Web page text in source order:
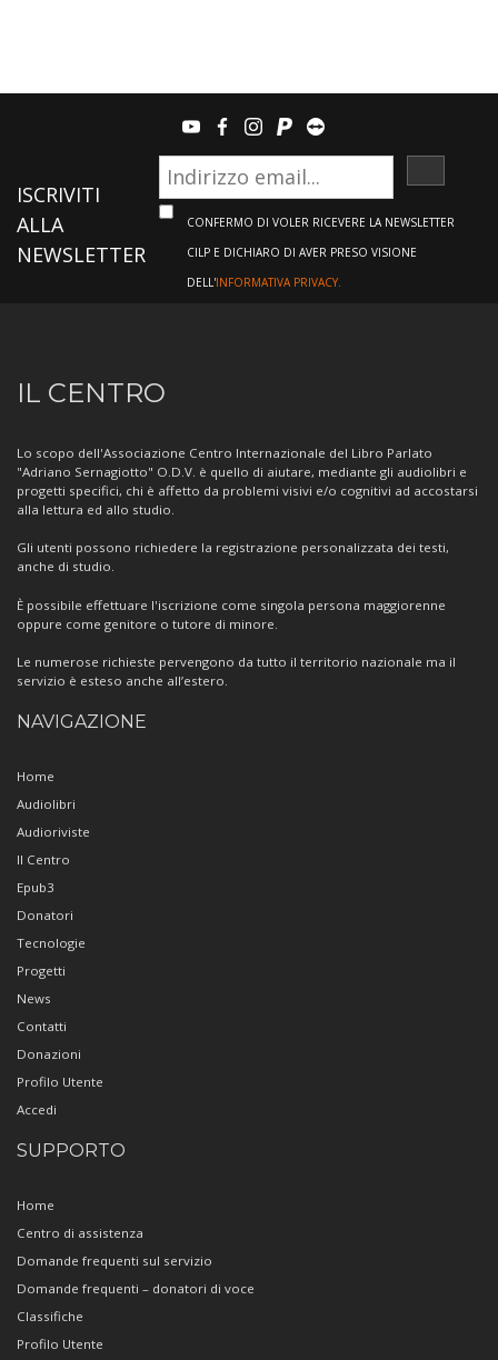
youtubefacebook
instagram
paypalteamviewer
ISCRIVITI
ALLA
NEWSLETTER
CONFERMO DI VOLER RICEVERE LA NEWSLETTER
CILP E DICHIARO DI AVER PRESO VISIONE
DELL'INFORMATIVA PRIVACY.
Informazioni
sul
Centro
IL CENTRO
Lo scopo dell'Associazione Centro Internazionale del Libro Parlato
"Adriano Sernagiotto" O.D.V. è quello di aiutare, mediante gli audiolibri e
progetti specifici, chi è affetto da problemi visivi e/o cognitivi ad accostarsi
alla lettura ed allo studio.
Gli utenti possono richiedere la registrazione personalizzata dei testi,
anche di studio.
È possibile effettuare l'iscrizione come singola persona maggiorenne
oppure come genitore o tutore di minore.
Le numerose richieste pervengono da tutto il territorio nazionale ma il
servizio è esteso anche all’estero.
NAVIGAZIONE
Home
Audiolibri
Audioriviste
Il Centro
Epub3
Donatori
Tecnologie
Progetti
News
Contatti
Donazioni
Profilo Utente
Accedi
SUPPORTO
Home
Centro di assistenza
Domande frequenti sul servizio
Domande frequenti – donatori di voce
Classifiche
Profilo Utente